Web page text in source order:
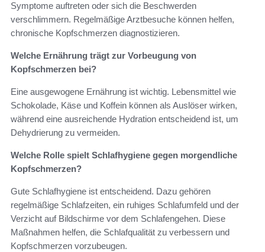
Symptome auftreten oder sich die Beschwerden
verschlimmern. Regelmäßige Arztbesuche können helfen,
chronische Kopfschmerzen diagnostizieren.
Welche Ernährung trägt zur Vorbeugung von
Kopfschmerzen bei?
Eine ausgewogene Ernährung ist wichtig. Lebensmittel wie
Schokolade, Käse und Koffein können als Auslöser wirken,
während eine ausreichende Hydration entscheidend ist, um
Dehydrierung zu vermeiden.
Welche Rolle spielt Schlafhygiene gegen morgendliche
Kopfschmerzen?
Gute Schlafhygiene ist entscheidend. Dazu gehören
regelmäßige Schlafzeiten, ein ruhiges Schlafumfeld und der
Verzicht auf Bildschirme vor dem Schlafengehen. Diese
Maßnahmen helfen, die Schlafqualität zu verbessern und
Kopfschmerzen vorzubeugen.